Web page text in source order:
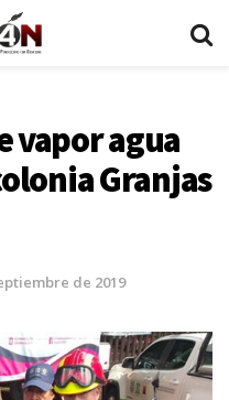
vapor agua
Granjas
de 2019